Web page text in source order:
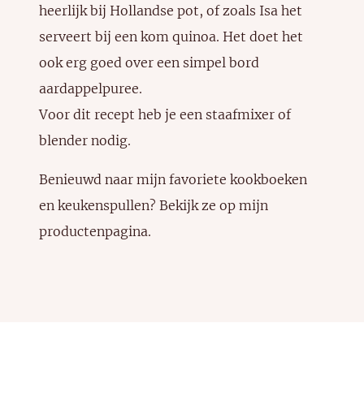
heerlijk bij Hollandse pot, of zoals Isa het
serveert bij een kom quinoa. Het doet het
ook erg goed over een simpel bord
aardappelpuree.
Voor dit recept heb je een staafmixer of
blender nodig.
Benieuwd naar mijn favoriete kookboeken
en keukenspullen? Bekijk ze op mijn
productenpagina.